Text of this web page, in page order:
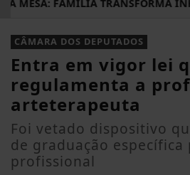
FAMÍLIA TRANSFORMA
EM ALTA
CÂMARA DOS DEPUTADOS
Entra em vigor lei
regulamenta a
arteterapeuta
Foi vetado dispositivo
de graduação específica
profissional